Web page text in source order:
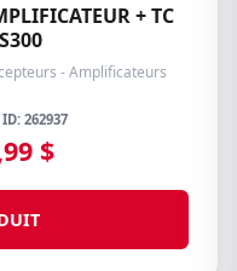
+ TC
- Amplificateurs
262937
$